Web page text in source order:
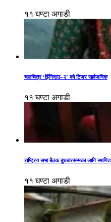
११ घण्टा अगाडी
चलचित्र ‘झिँगेदाउ–२’ को टिजर सार्वजनिक
११ घण्टा अगाडी
राष्ट्रिय सभा बैठक बुधबारसम्मका लागि स्थगित
११ घण्टा अगाडी